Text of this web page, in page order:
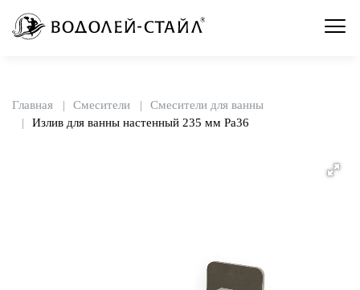
Главная Смесители
Смесители для ванны
Излив для ванны настенный 235 мм Pa36